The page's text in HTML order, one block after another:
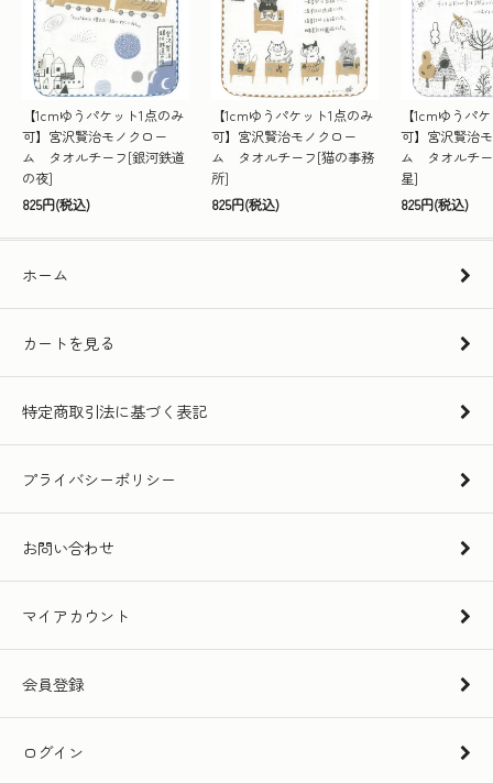
【1cmゆうパケット1点のみ
可】宮沢賢治モノクロー
ム タオルチーフ[銀河鉄道
の夜]
825円(税込)
【1cmゆうパケット1点のみ
可】宮沢賢治モノクロー
ム タオルチーフ[猫の事務
所]
825円(税込)
【1cmゆうパ
可】宮沢賢治
ム タオルチ
星]
825円(税込)
ホーム
カートを見る
特定商取引法に基づく表記
プライバシーポリシー
お問い合わせ
マイアカウント
会員登録
ログイン